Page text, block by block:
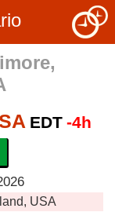
EDT -4h
USA